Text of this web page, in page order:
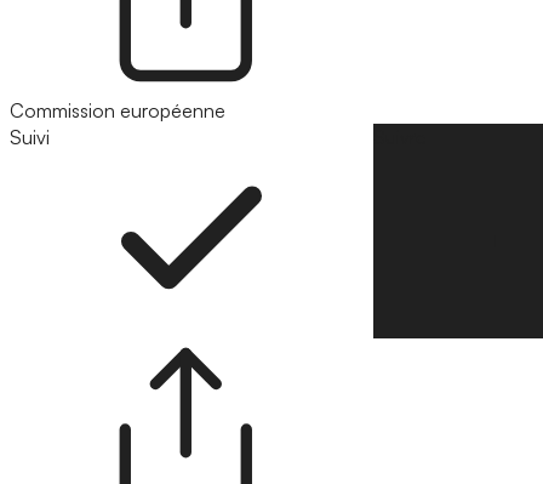
Commission européenne
Suivi